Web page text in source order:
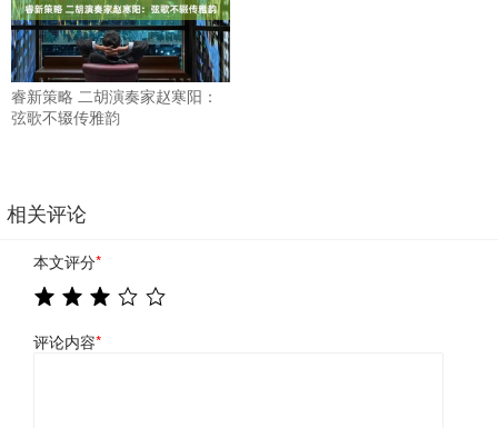
睿新策略 二胡演奏家赵寒阳：
弦歌不辍传雅韵
相关评论
本文评分*
评论内容*